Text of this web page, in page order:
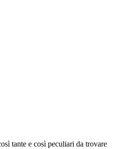
tante e così peculiari da trovare